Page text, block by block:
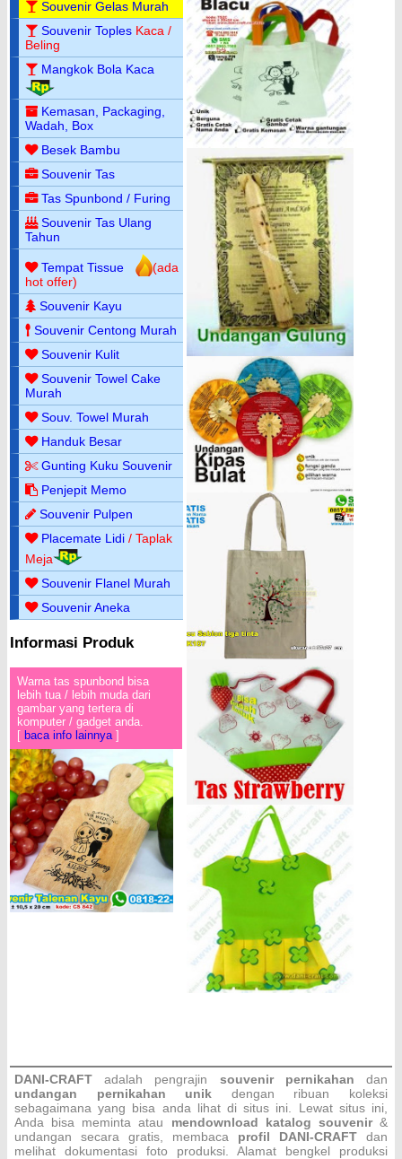
Souvenir Gelas Murah
Souvenir Toples Kaca /
Beling
Mangkok Bola Kaca
Kemasan, Packaging,
Wadah, Box
Besek Bambu
Souvenir Tas
Tas Spunbond / Furing
Souvenir Tas Ulang
Tahun
Tempat Tissue
(ada
hot offer)
Souvenir Kayu
Souvenir Centong Murah
Souvenir Kulit
Souvenir Towel Cake
Murah
Souv. Towel Murah
Handuk Besar
Gunting Kuku Souvenir
Penjepit Memo
Souvenir Pulpen
Placemate Lidi / Taplak
Meja
Souvenir Flanel Murah
Souvenir Aneka
Informasi Produk
Warna tas spunbond bisa
lebih tua / lebih muda dari
gambar yang tertera di
komputer / gadget anda.
[ baca info lainnya]
DANI-CRAFTadalah pengrajin souvenir pernikahandan
undangan pernikahan unik dengan ribuan koleksi
sebagaimana yang bisa anda lihat di situs ini. Lewat situs ini,
Anda bisa meminta atau mendownload katalog souvenir&
undangan secara gratis, membaca profil DANI-CRAFT dan
melihat dokumentasi foto produksi. Alamat bengkel produksi